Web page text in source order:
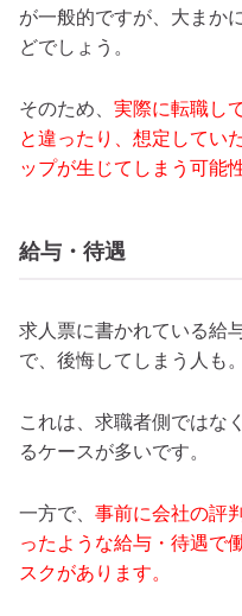
が一般的ですが、大まか
どでしょう。
そのため、 実際に転職し
と違ったり、想定してい
ップが生じてしまう可能
給与・待遇
求人票に書かれている給
で、後悔してしまう人も。
これは、求職者側ではな
るケースが多いです。
一方で、 事前に会社の評
ったような給与・待遇で
スクがあります。